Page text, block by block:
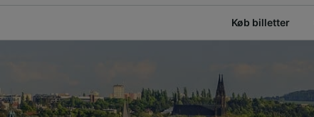
Køb billetter